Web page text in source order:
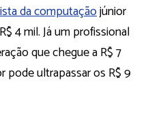
da computaçãojúnior
4 mil. Já um profissional
que chegue a R$ 7
pode ultrapassar os R$ 9